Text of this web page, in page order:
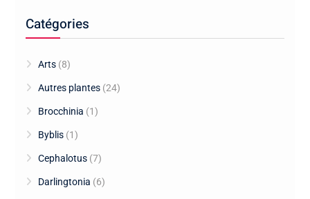
Catégories
Arts (8)
Autres plantes (24)
Brocchinia (1)
Byblis (1)
Cephalotus (7)
Darlingtonia (6)